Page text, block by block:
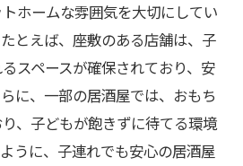
ホームな雰囲気を大切にしてい
とえば、座敷のある店舗は、子
スペースが確保されており、安
に、一部の居酒屋では、おもち
、子どもが飽きずに待てる環境
うに、子連れでも安心の居酒屋